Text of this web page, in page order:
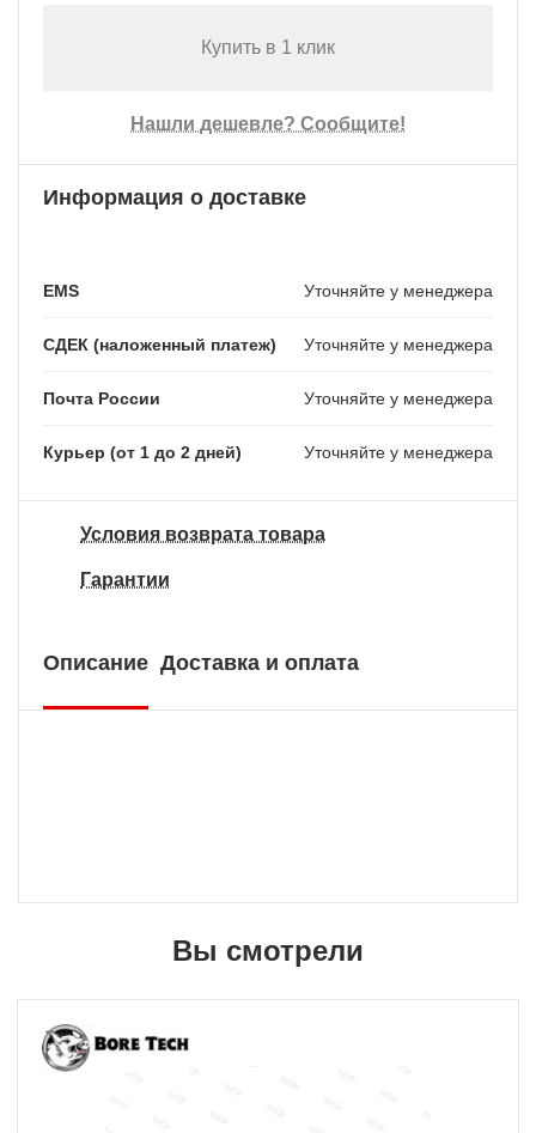
Купить в 1 клик
Нашли дешевле? Сообщите!
Информация о доставке
EMS Уточняйте у менеджера
СДЕК (наложенный платеж) Уточняйте у менеджера
Почта России Уточняйте у менеджера
Курьер (от 1 до 2 дней) Уточняйте у менеджера
Условия возврата товара
Гарантии
Описание Доставка и оплата
Вы смотрели